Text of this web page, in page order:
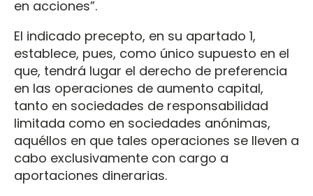
en acciones”.
El indicado precepto, en su apartado 1,
establece, pues, como único supuesto en el
que, tendrá lugar el derecho de preferencia
en las operaciones de aumento capital,
tanto en sociedades de responsabilidad
limitada como en sociedades anónimas,
aquéllos en que tales operaciones se lleven a
cabo exclusivamente con cargo a
aportaciones dinerarias.